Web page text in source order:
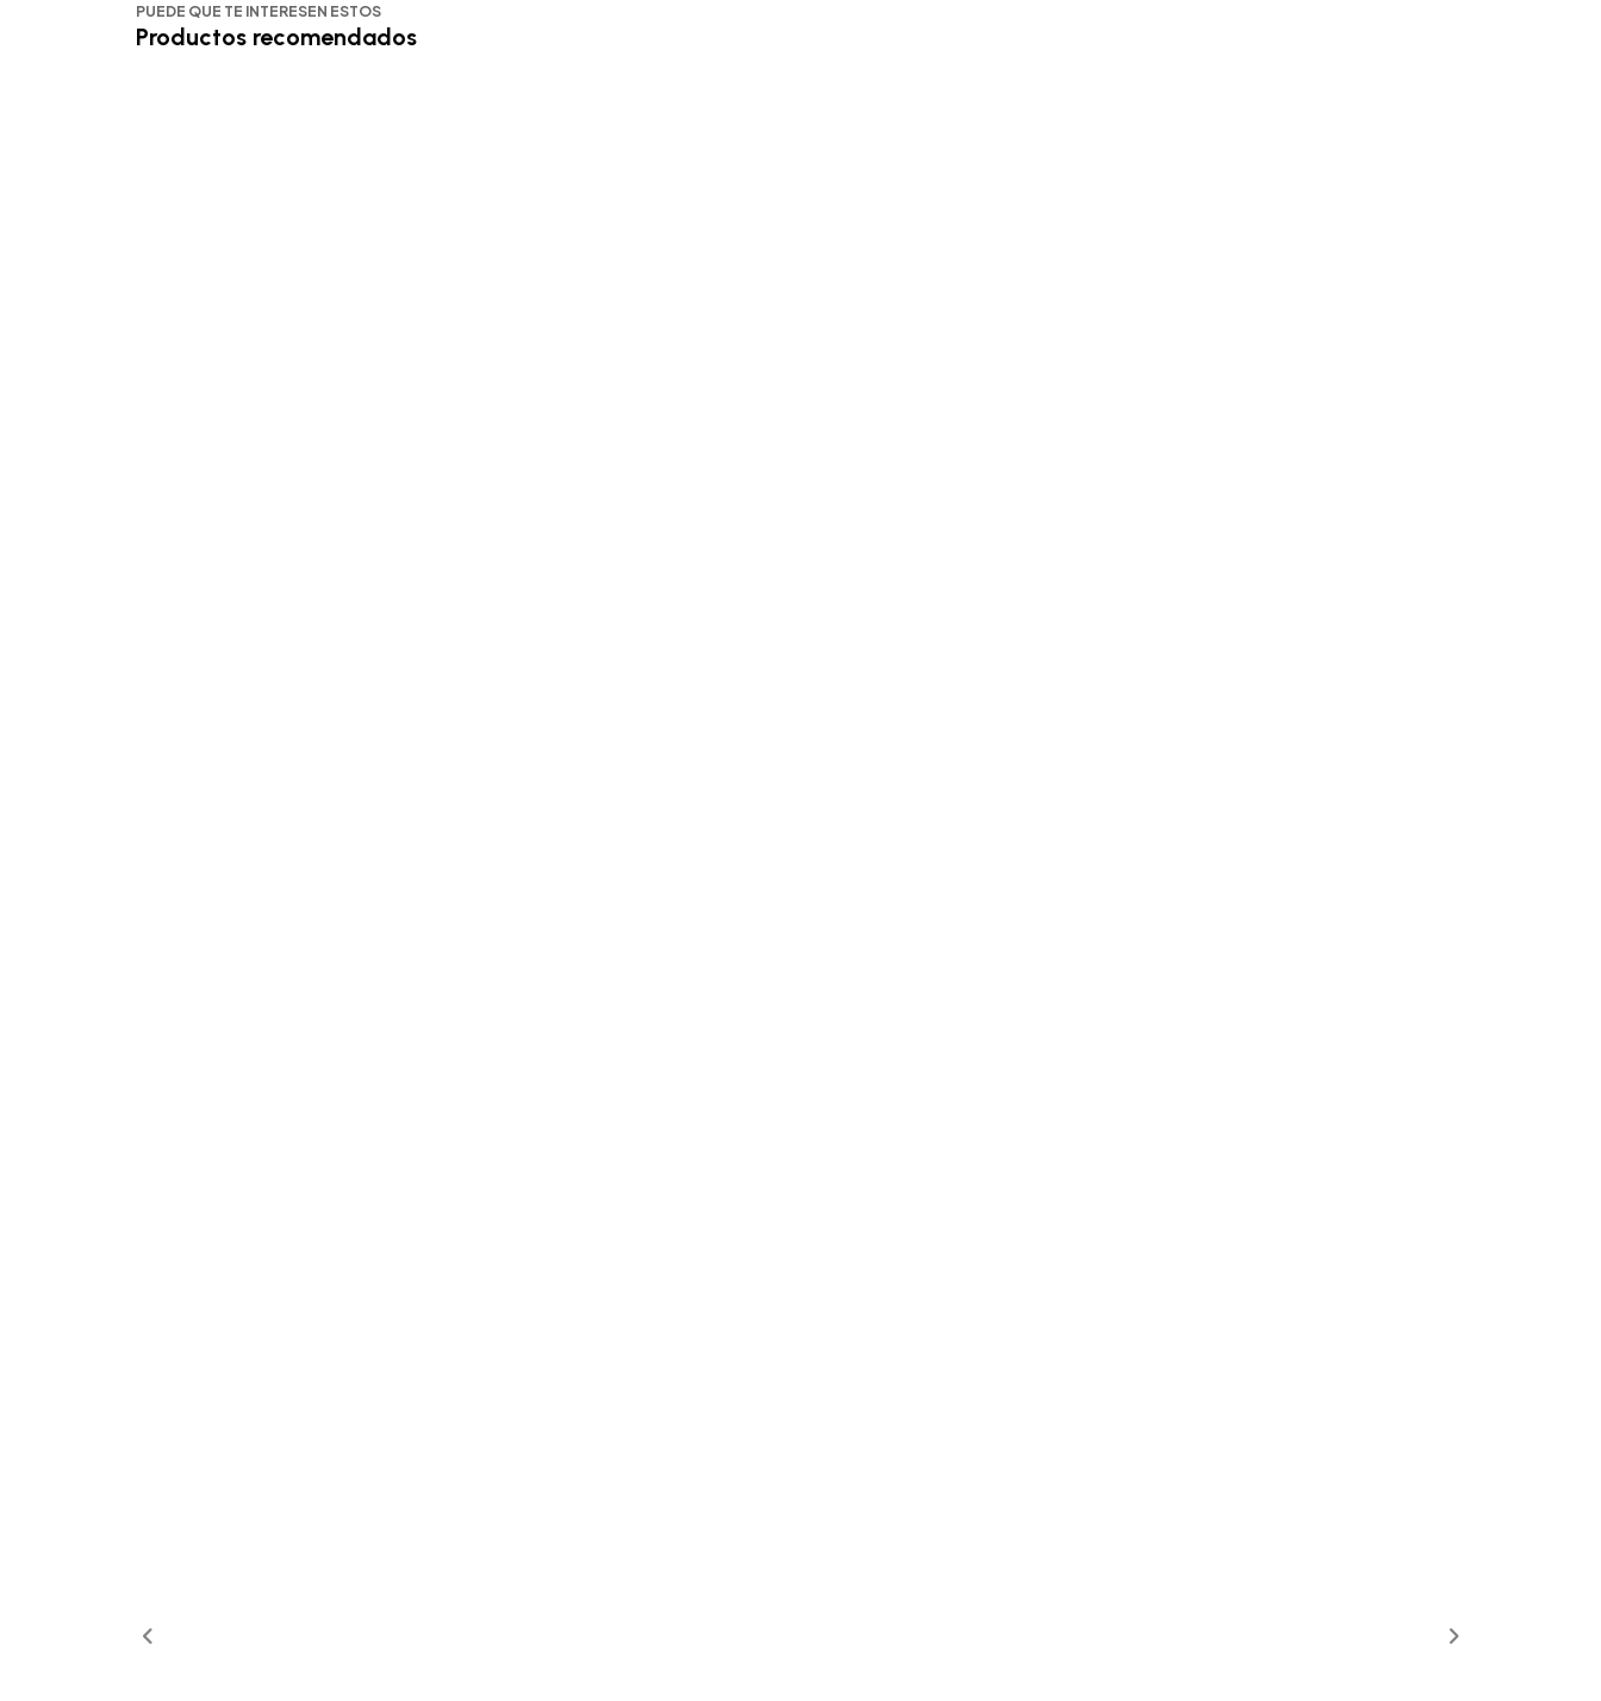
PUEDE QUE TE INTERESEN ESTOS
Productos recomendados